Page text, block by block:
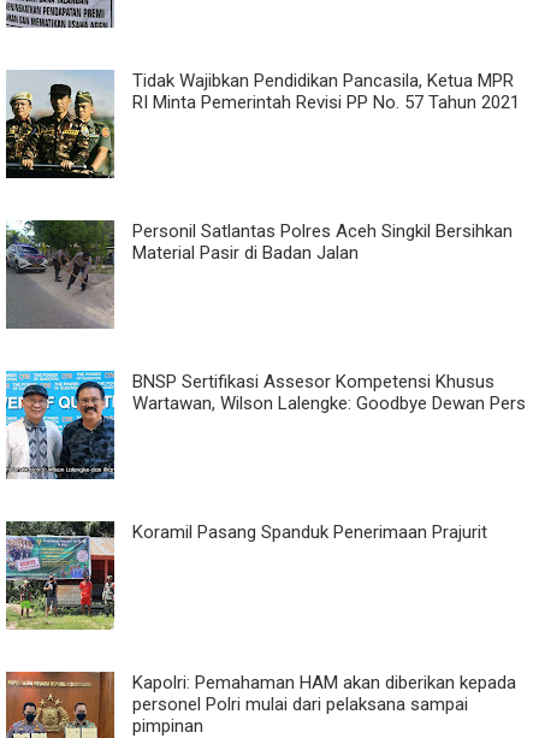
Tidak Wajibkan Pendidikan Pancasila, Ketua MPR
RI Minta Pemerintah Revisi PP No. 57 Tahun 2021
Personil Satlantas Polres Aceh Singkil Bersihkan
Material Pasir di Badan Jalan
BNSP Sertifikasi Assesor Kompetensi Khusus
Wartawan, Wilson Lalengke: Goodbye Dewan Pers
Koramil Pasang Spanduk Penerimaan Prajurit
Kapolri: Pemahaman HAM akan diberikan kepada
personel Polri mulai dari pelaksana sampai
pimpinan